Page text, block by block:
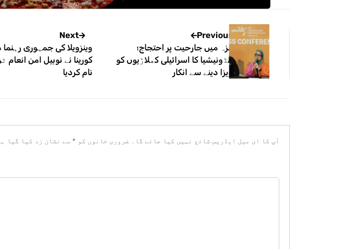
Previous
غزہ میں جارحیت پر احتجاج؛
انڈونیشیا کا اسرائیلی کھلاڑیوں کو
ویزا دینے سے انکار
Next
وینزویلا کی جمہوری رہنما
کورینا نے نوبیل امن
نام کردیا
آپ کا ای میل ایڈریس شائع نہیں کیا جائے گا۔ ضروری خانوں کو * سے نشان زد کیا گیا